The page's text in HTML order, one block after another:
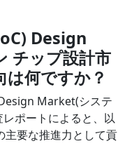
Design
チップ設計市
何ですか？
Market(システ
ポートによると、以
主要な推進力として貢